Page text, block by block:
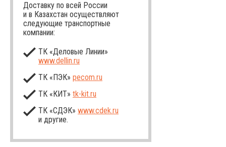
Доставку по всей России
и в Казахстан осуществляют
следующие транспортные
компании:
ТК «Деловые Линии»
www.dellin.ru
ТК «ПЭК» pecom.ru
ТК «КИТ» tk-kit.ru
ТК «СДЭК» www.cdek.ru
и другие.